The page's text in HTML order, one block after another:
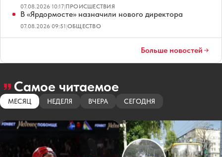
07.08.2026 10:17|ПРОИСШЕСТВИЯ
В «Ярдормосте» назначили нового директора
07.08.2026 09:51|ОБЩЕСТВО
Больше новостей
Самое читаемое
МЕСЯЦ НЕДЕЛЯ ВЧЕРА СЕГОДНЯ